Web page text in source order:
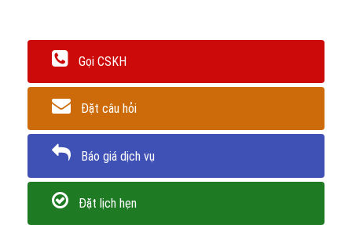
Gọi CSKH
Đặt câu hỏi
Báo giá dịch vụ
Đặt lịch hẹn